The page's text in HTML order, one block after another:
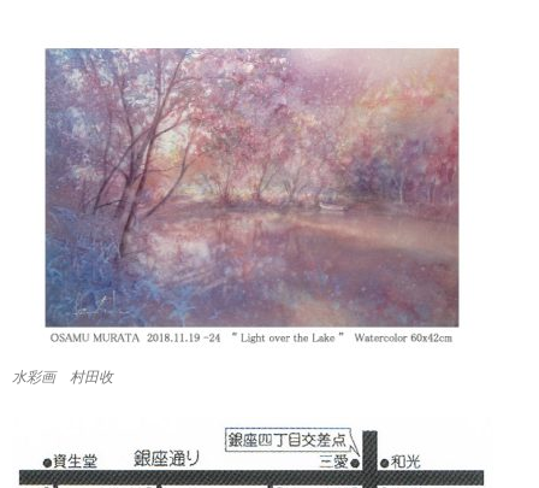
水彩画 村田收